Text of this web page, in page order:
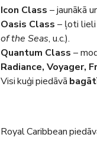
Icon Class – jaunākā
Oasis Class – ļoti lieli
of the Seas, u.c.).
Quantum Class –
Radiance, Voyager,
Visi kuģi piedāvā
Royal Caribbean